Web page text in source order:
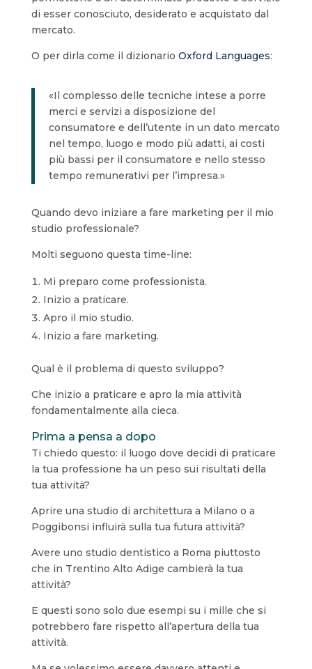
di esser conosciuto, desiderato e acquistato dal
mercato.
O per dirla come il dizionario Oxford Languages:
«Il complesso delle tecniche intese a porre
merci e servizi a disposizione del
consumatore e dell’utente in un dato mercato
nel tempo, luogo e modo più adatti, ai costi
più bassi per il consumatore e nello stesso
tempo remunerativi per l’impresa.»
Quando devo iniziare a fare marketing per il mio
studio professionale?
Molti seguono questa time-line:
Mi preparo come professionista.
Inizio a praticare.
Apro il mio studio.
Inizio a fare marketing.
Qual è il problema di questo sviluppo?
Che inizio a praticare e apro la mia attività
fondamentalmente alla cieca.
Prima a pensa a dopo
Ti chiedo questo: il luogo dove decidi di praticare
la tua professione ha un peso sui risultati della
tua attività?
Aprire una studio di architettura a Milano o a
Poggibonsi influirà sulla tua futura attività?
Avere uno studio dentistico a Roma piuttosto
che in Trentino Alto Adige cambierà la tua
attività?
E questi sono solo due esempi su i mille che si
potrebbero fare rispetto all’apertura della tua
attività.